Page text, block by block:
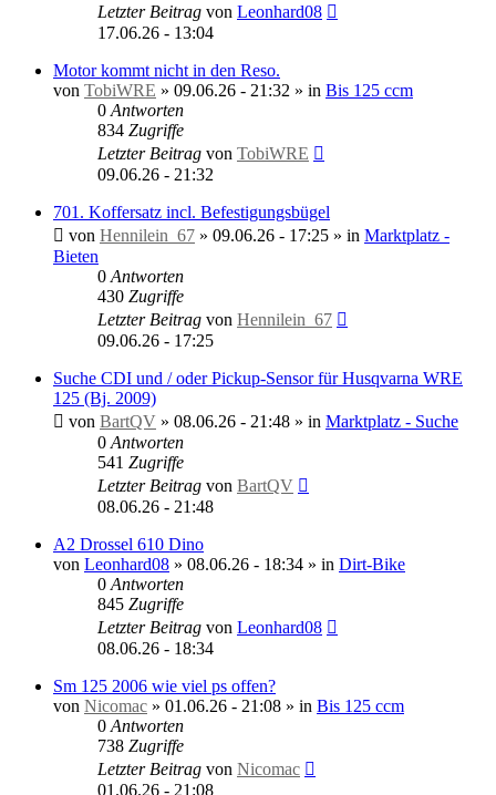
Letzter Beitrag von Leonhard08
17.06.26 - 13:04
Motor kommt nicht in den Reso.
von TobiWRE » 09.06.26 - 21:32 » in Bis 125 ccm
0 Antworten
834 Zugriffe
Letzter Beitrag von TobiWRE
09.06.26 - 21:32
701. Koffersatz incl. Befestigungsbügel
von Hennilein_67 » 09.06.26 - 17:25 » in Marktplatz -
Bieten
0 Antworten
430 Zugriffe
Letzter Beitrag von Hennilein_67
09.06.26 - 17:25
Suche CDI und / oder Pickup-Sensor für Husqvarna WRE
125 (Bj. 2009)
von BartQV » 08.06.26 - 21:48 » in Marktplatz - Suche
0 Antworten
541 Zugriffe
Letzter Beitrag von BartQV
08.06.26 - 21:48
A2 Drossel 610 Dino
von Leonhard08 » 08.06.26 - 18:34 » in Dirt-Bike
0 Antworten
845 Zugriffe
Letzter Beitrag von Leonhard08
08.06.26 - 18:34
Sm 125 2006 wie viel ps offen?
von Nicomac » 01.06.26 - 21:08 » in Bis 125 ccm
0 Antworten
738 Zugriffe
Letzter Beitrag von Nicomac
01.06.26 - 21:08